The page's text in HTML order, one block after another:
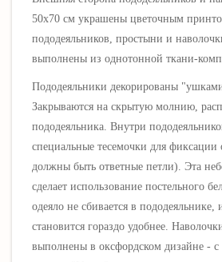
50х70 см украшены цветочным
пододеяльников, простыни и
выполнены из однотонной ткани-
Пододеяльники декорированы
Закрываются на скрытую молнию,
пододеяльника. Внутри
специальные тесемочки для фиксации
должны быть ответные петли). Эта
сделает использование постельного
одеяло не сбивается в пододеяльнике,
становится гораздо удобнее.
выполнены в оксфордском дизайне -